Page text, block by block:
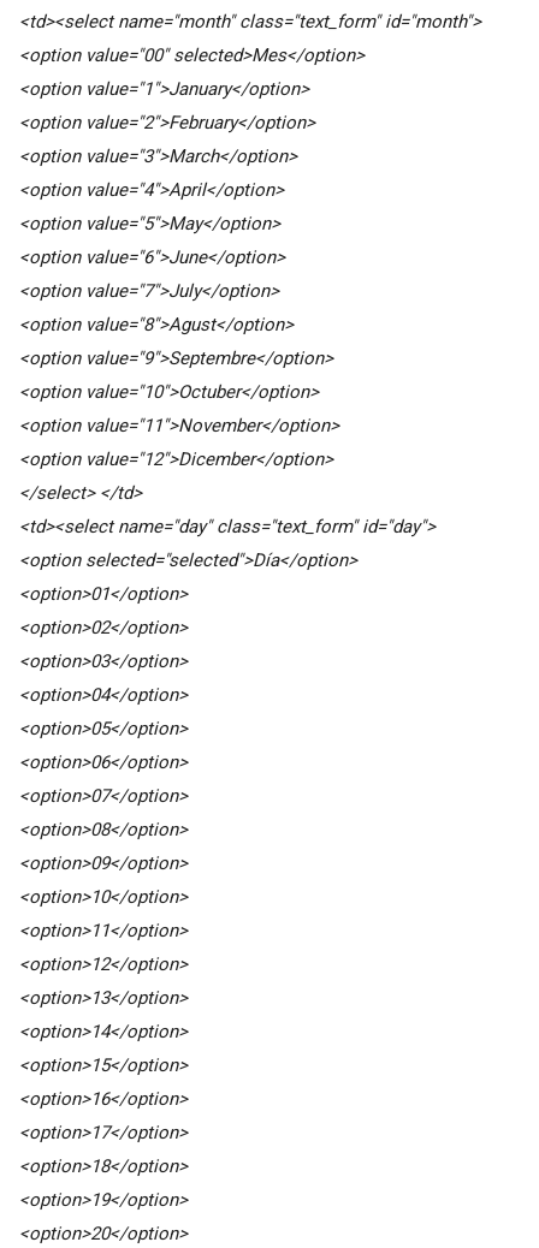
<td><select name="month" class="text_form" id="month">
<option value="00" selected>Mes</option>
<option value="1">January</option>
<option value="2">February</option>
<option value="3">March</option>
<option value="4">April</option>
<option value="5">May</option>
<option value="6">June</option>
<option value="7">July</option>
<option value="8">Agust</option>
<option value="9">Septembre</option>
<option value="10">Octuber</option>
<option value="11">November</option>
<option value="12">Dicember</option>
</select> </td>
<td><select name="day" class="text_form" id="day">
<option selected="selected">Día</option>
<option>01</option>
<option>02</option>
<option>03</option>
<option>04</option>
<option>05</option>
<option>06</option>
<option>07</option>
<option>08</option>
<option>09</option>
<option>10</option>
<option>11</option>
<option>12</option>
<option>13</option>
<option>14</option>
<option>15</option>
<option>16</option>
<option>17</option>
<option>18</option>
<option>19</option>
<option>20</option>